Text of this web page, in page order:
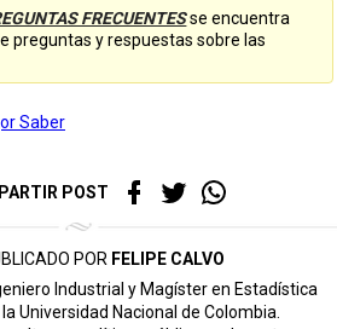
FRECUENTESse encuentra
preguntas y respuestas sobre las
Saber
POST
POR FELIPE CALVO
Industrial y Magíster en Estadística
Universidad Nacional de Colombia.